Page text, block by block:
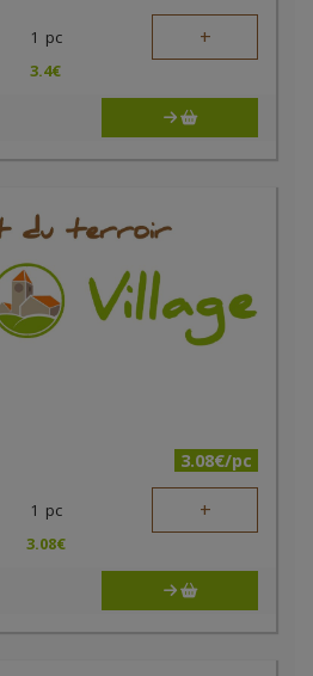
1 pc +
3.4€
3.08€/pc
1 pc +
3.08€